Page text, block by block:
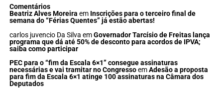
Comentários
Beatriz Alves Moreira em Inscrições para o terceiro final de
semana do “Férias Quentes” já estão abertas!
carlos juvencio Da Silva emGovernador Tarcísio de Freitas lança
programa que dá até 50% de desconto para acordos de IPVA;
saiba como participar
PEC para o “fim da Escala 6×1” consegue assinaturas
necessárias e vai tramitar no CongressoemAdesão a proposta
para fim da Escala 6×1 atinge 100 assinaturas na Câmara dos
Deputados